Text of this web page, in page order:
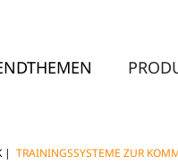
| TRAININGSSYSTEME ZUR